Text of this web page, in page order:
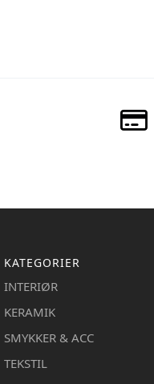
KATEGORIER
INTERIØR
KERAMIK
SMYKKER & ACC
TEKSTIL